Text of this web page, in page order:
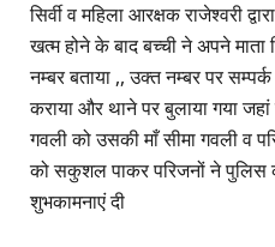
सिर्वी व महिला आरक्षक राजेश्वरी
खत्म होने के बाद बच्ची ने अपने माता
नम्बर बताया ,, उक्त नम्बर पर
कराया और थाने पर बुलाया गया
गवली को उसकी माँ सीमा गवली व
को सकुशल पाकर परिजनों ने पुलिस
शुभकामनाएं दी